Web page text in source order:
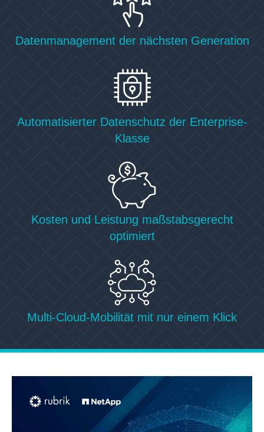
Datenmanagement der nächsten Generation
Automatisierter Datenschutz der Enterprise-
Klasse
Kosten und Leistung maßstabsgerecht
optimiert
Multi-Cloud-Mobilität mit nur einem Klick